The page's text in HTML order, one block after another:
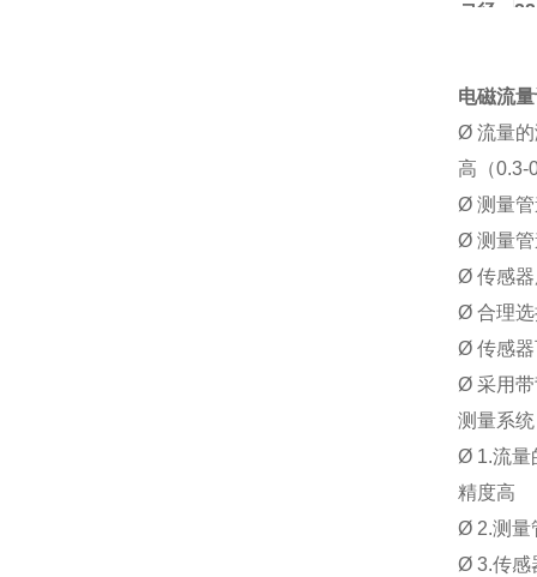
口径
Qmax
电磁流
Ø 流量
高（0.3-
Ø 测量
Ø 测量
Ø 传感
Ø 合理
Ø 传感
Ø 采用
测量系
Ø 1.流量
精度高
Ø 2.测量
Ø 3.传感